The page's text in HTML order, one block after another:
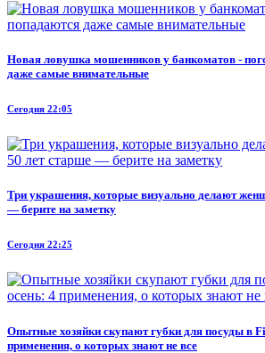
Новая ловушка мошенников у банкоматов -
даже самые внимательные
Сегодня 22:05
Три украшения, которые визуально делают
— берите на заметку
Сегодня 22:25
Опытные хозяйки скупают губки для посуды в
применения, о которых знают не все